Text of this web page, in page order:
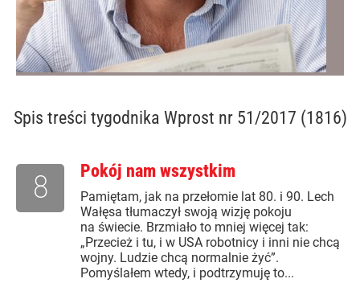
Spis treści tygodnika Wprost nr 51/2017 (1816)
Pokój nam wszystkim
Pamiętam, jak na przełomie lat 80. i 90. Lech
Wałęsa tłumaczył swoją wizję pokoju
na świecie. Brzmiało to mniej więcej tak:
„Przecież i tu, i w USA robotnicy i inni nie chcą
wojny. Ludzie chcą normalnie żyć”.
Pomyślałem wtedy, i podtrzymuję to...
8